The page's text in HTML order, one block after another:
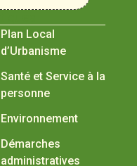
Plan Local
d’Urbanisme
Santé et Service à la
personne
Environnement
Démarches
administratives